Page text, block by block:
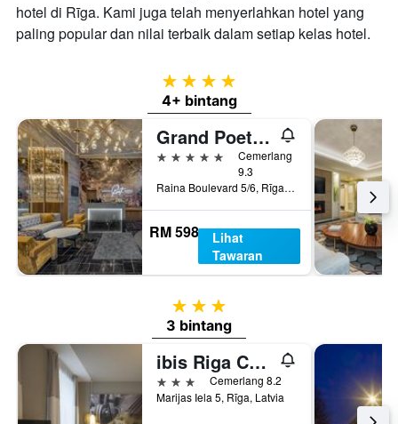
hotel di Rīga. Kami juga telah menyerlahkan hotel yang
paling popular dan nilai terbaik dalam setiap kelas hotel.
4 bintang
4+ bintang
Grand Poet Hotel By Semarah
5 bintang
Cemerlang
9.3
Raina Boulevard 5/6, Rīga, Latvia
RM 598
Lihat
Tawaran
3 bintang
3 bintang
ibis Riga Centre
3 bintangCemerlang 8.2
Marijas Iela 5, Rīga, Latvia